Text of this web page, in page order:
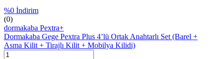
%0 İndirim
(0)
dormakaba Pextra+
Dormakaba Gege Pextra Plus 4’lü Ortak Anahtarlı Set (Barel +
Asma Kilit + Tirajlı Kilit + Mobilya Kilidi)